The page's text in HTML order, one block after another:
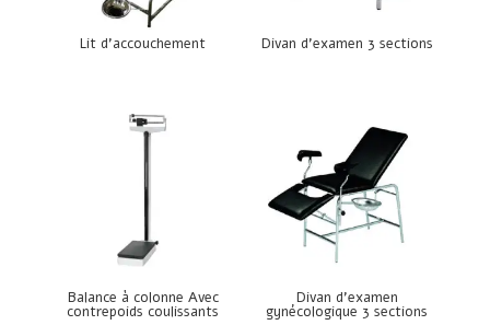
Lit d’accouchement Divan d’examen 3 sections
Balance à colonne Avec
contrepoids coulissants
Divan d’examen
gynécologique 3 sections